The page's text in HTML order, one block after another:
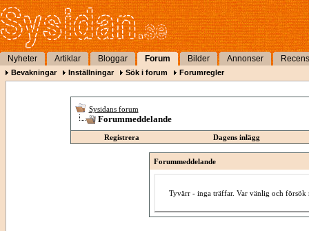
Nyheter Artiklar Bloggar Forum Bilder Annonser
Bevakningar Inställningar Sök i forum Forumregler
Sysidans forum
Forummeddelande
Registrera Dagens inlägg
Forummeddelande
Tyvärr - inga träffar. Var vänlig och försök